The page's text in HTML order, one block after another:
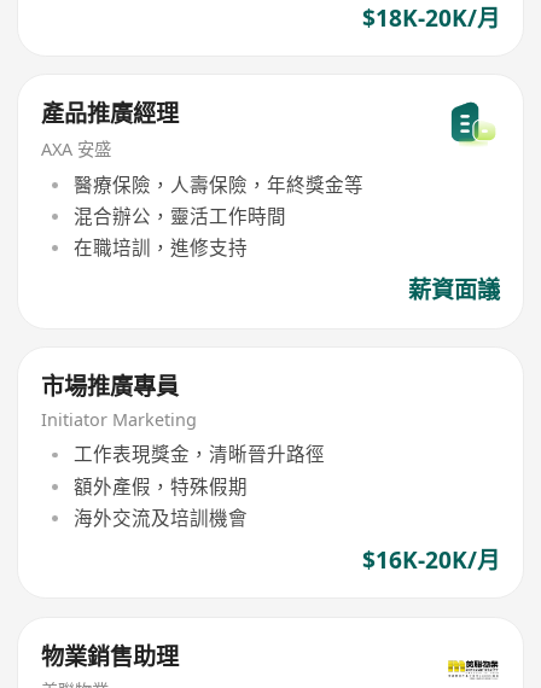
$18K-20K/月
產品推廣經理
AXA 安盛
醫療保險，人壽保險，年終獎金等
混合辦公，靈活工作時間
在職培訓，進修支持
薪資面議
市場推廣專員
Initiator Marketing
工作表現獎金，清晰晉升路徑
額外產假，特殊假期
海外交流及培訓機會
$16K-20K/月
物業銷售助理